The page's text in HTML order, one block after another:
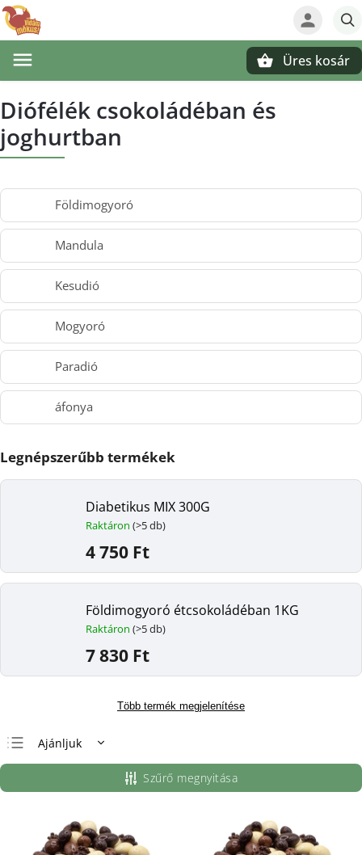
Üres kosár
Diófélék csokoládéban és
joghurtban
Földimogyoró
Mandula
Kesudió
Mogyoró
Paradió
áfonya
Legnépszerűbb termékek
Diabetikus MIX 300G
Raktáron (>5 db)
4 750 Ft
Földimogyoró étcsokoládéban 1KG
Raktáron (>5 db)
7 830 Ft
Több termék megjelenítése
Ajánljuk
Legolcsóbb elöl
Legdrágább
termékek
ABC szerint
Szűrő megnyitása